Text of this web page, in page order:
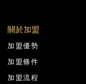
關於加盟
加盟優勢
加盟條件
加盟流程